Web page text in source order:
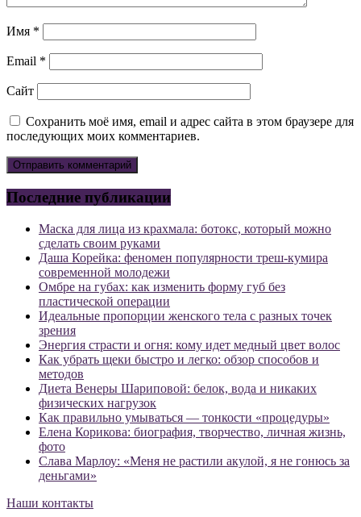
Имя *
Email *
Сайт
Сохранить моё имя, email и адрес сайта в этом браузере для
последующих моих комментариев.
Последние публикации
Маска для лица из крахмала: ботокс, который можно
сделать своим руками
Даша Корейка: феномен популярности треш-кумира
современной молодежи
Омбре на губах: как изменить форму губ без
пластической операции
Идеальные пропорции женского тела с разных точек
зрения
Энергия страсти и огня: кому идет медный цвет волос
Как убрать щеки быстро и легко: обзор способов и
методов
Диета Венеры Шариповой: белок, вода и никаких
физических нагрузок
Как правильно умываться — тонкости «процедуры»
Елена Корикова: биография, творчество, личная жизнь,
фото
Слава Марлоу: «Меня не растили акулой, я не гонюсь за
деньгами»
Наши контакты